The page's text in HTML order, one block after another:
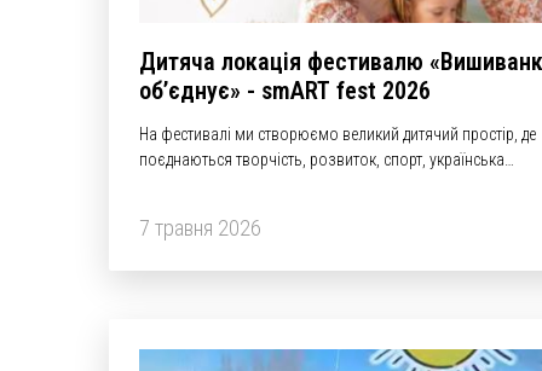
Дитяча локація фестивалю
об’єднує» - smART fest 2026
На фестивалі ми створюємо великий дитячий простір, де
поєднаються творчість, розвиток, спорт, українська
7 травня 2026